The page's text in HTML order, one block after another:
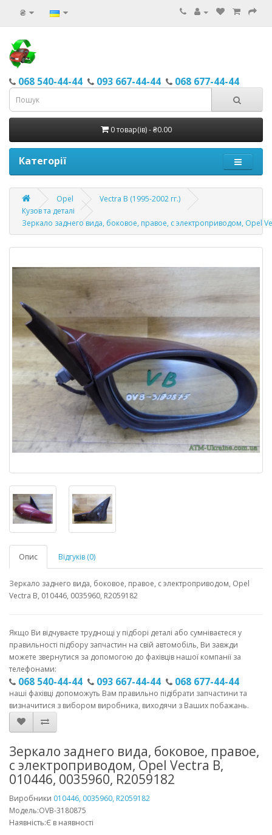
₴
068 540-44-44 093 667-44-44 068 677-44-44
0 товар(ів) - ₴0.00
Категорії
Opel
Vectra B (1995-2002 гг.)
Кузов та деталі
Зеркало заднего вида, боковое, правое, с электроприводом, Opel
Опис Відгуків (0)
Зеркало заднего вида, боковое, правое, с электроприводом, Opel
Vectra B, 010446, 0035960, R2059182
Якщо Ви відчуваєте труднощі у підборі деталі або сумніваєтеся у
правильності підбору запчастин на свій автомобіль, Ви завжди
можете звернутися за допомогою до фахівців нашої компанії за
телефонами:
068 540-44-44 093 667-44-44 068 677-44-44
наші фахівці допоможуть Вам правильно підібрати запчастини та
визначитися з вибором виробника, виходячи з Ваших побажань.
Зеркало заднего вида, боковое, правое,
с электроприводом, Opel Vectra B,
010446, 0035960, R2059182
Виробники 010446, 0035960, R2059182
Модель:OVB-3180875
Наявність:Є в наявності